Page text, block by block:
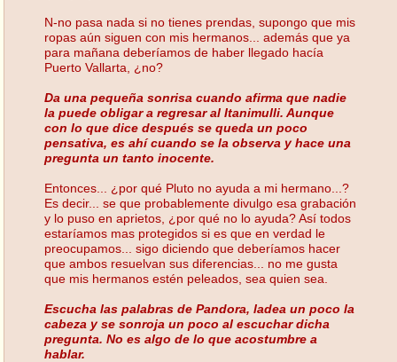
N-no pasa nada si no tienes prendas, supongo que mis
ropas aún siguen con mis hermanos... además que ya
para mañana deberíamos de haber llegado hacía
Puerto Vallarta, ¿no?
Da una pequeña sonrisa cuando afirma que nadie
la puede obligar a regresar al Itanimulli. Aunque
con lo que dice después se queda un poco
pensativa, es ahí cuando se la observa y hace una
pregunta un tanto inocente.
Entonces... ¿por qué Pluto no ayuda a mi hermano...?
Es decir... se que probablemente divulgo esa grabación
y lo puso en aprietos, ¿por qué no lo ayuda? Así todos
estaríamos mas protegidos si es que en verdad le
preocupamos... sigo diciendo que deberíamos hacer
que ambos resuelvan sus diferencias... no me gusta
que mis hermanos estén peleados, sea quien sea.
Escucha las palabras de Pandora, ladea un poco la
cabeza y se sonroja un poco al escuchar dicha
pregunta. No es algo de lo que acostumbre a
hablar.